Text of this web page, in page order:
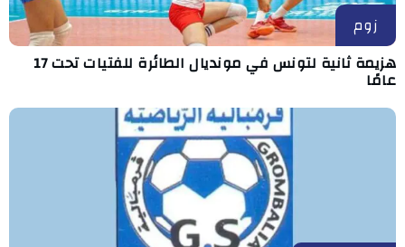
زوم
هزيمة ثانية لتونس في مونديال الطائرة للفتيات تحت 17
عامًا